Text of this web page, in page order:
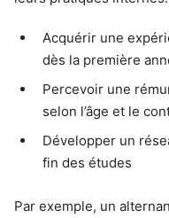
Acquérir une
dès la première
Percevoir une
selon l’âge et le
Développer un
fin des études
Par exemple, un